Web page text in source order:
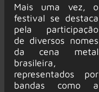
Mais uma vez, o
festival se destaca
pela participação
de diversos nomes
da cena metal
brasileira,
representados por
bandas como a